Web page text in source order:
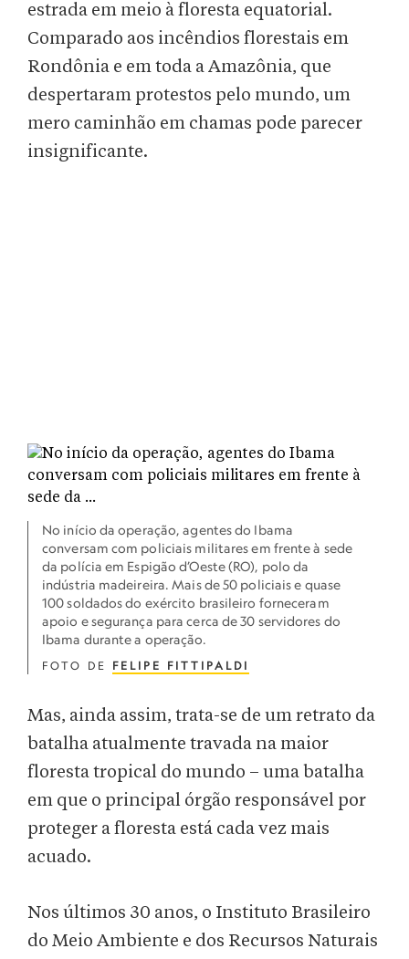
estrada em meio à floresta equatorial.
Comparado aos incêndios florestais em
Rondônia e em toda a Amazônia, que
despertaram protestos pelo mundo, um
mero caminhão em chamas pode parecer
insignificante.
No início da operação, agentes do Ibama
conversam com policiais militares em frente à sede
da polícia em Espigão d’Oeste (RO), polo da
indústria madeireira. Mais de 50 policiais e quase
100 soldados do exército brasileiro forneceram
apoio e segurança para cerca de 30 servidores do
Ibama durante a operação.
FOTO DE FELIPE FITTIPALDI
Mas, ainda assim, trata-se de um retrato da
batalha atualmente travada na maior
floresta tropical do mundo – uma batalha
em que o principal órgão responsável por
proteger a floresta está cada vez mais
acuado.
Nos últimos 30 anos, o Instituto Brasileiro
do Meio Ambiente e dos Recursos Naturais